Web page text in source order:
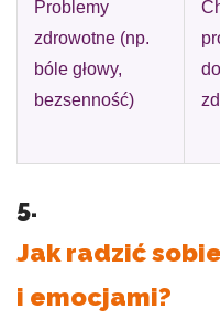
Problemy
zdrowotne (np.
bóle głowy,
bezsenność)
5.
Jak radzić
i emocjami?